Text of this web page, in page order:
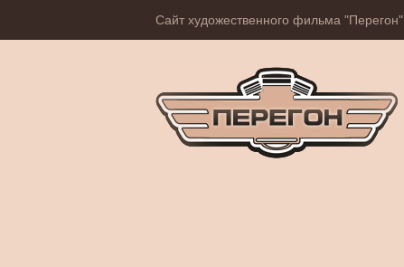
Сайт художественного фильма "Перегон"